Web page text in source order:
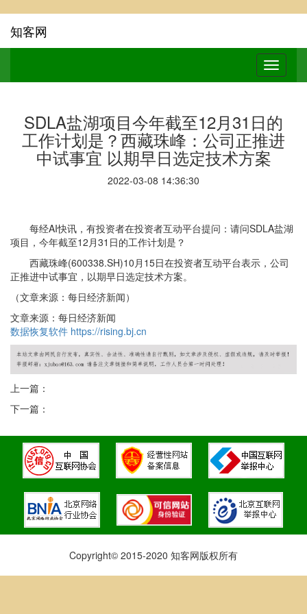
知客网
SDLA盐湖项目今年截至12月31日的
工作计划是？西藏珠峰：公司正推进
中试事宜 以期早日选定技术方案
2022-03-08 14:36:30
每经AI快讯，有投资者在投资者互动平台提问：请问SDLA盐湖
项目，今年截至12月31日的工作计划是？
西藏珠峰(600338.SH)10月15日在投资者互动平台表示，公司
正推进中试事宜，以期早日选定技术方案。
（文章来源：每日经济新闻）
文章来源：每日经济新闻
数据恢复软件 https://rising.bj.cn
上一篇：
下一篇：
Copyright© 2015-2020 知客网版权所有